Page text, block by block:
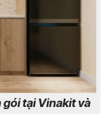
gói tại Vinakit và